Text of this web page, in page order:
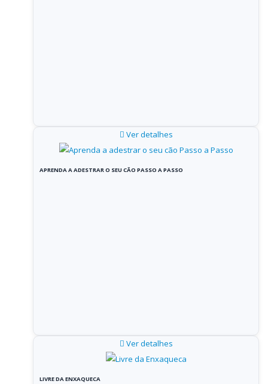
Ver detalhes
APRENDA A ADESTRAR O SEU CÃO PASSO A PASSO
Ver detalhes
LIVRE DA ENXAQUECA